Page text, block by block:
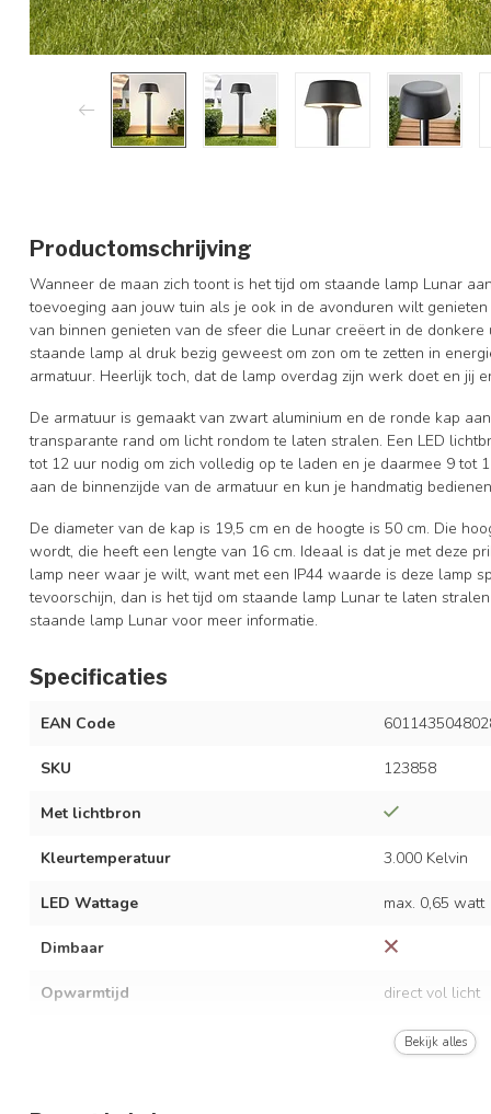
Productomschrijving
Wanneer de maan zich toont is het tijd om staande lamp Lunar
toevoeging aan jouw tuin als je ook in de avonduren wilt
van binnen genieten van de sfeer die Lunar creëert in de
staande lamp al druk bezig geweest om zon om te zetten in
armatuur. Heerlijk toch, dat de lamp overdag zijn werk doet en jij
De armatuur is gemaakt van zwart aluminium en de ronde kap
transparante rand om licht rondom te laten stralen. Een LED
tot 12 uur nodig om zich volledig op te laden en je daarmee 9 tot
aan de binnenzijde van de armatuur en kun je handmatig
De diameter van de kap is 19,5 cm en de hoogte is 50 cm. Die
wordt, die heeft een lengte van 16 cm. Ideaal is dat je met deze
lamp neer waar je wilt, want met een IP44 waarde is deze lamp
tevoorschijn, dan is het tijd om staande lamp Lunar te laten
staande lamp Lunar voor meer informatie.
Specificaties
EAN Code
SKU 123858
Met lichtbron
Kleurtemperatuur 3.000 Kelvin
LED Wattage max. 0,65 watt
Dimbaar
Opwarmtijd direct vol licht
60 lumen
Bekijk alles